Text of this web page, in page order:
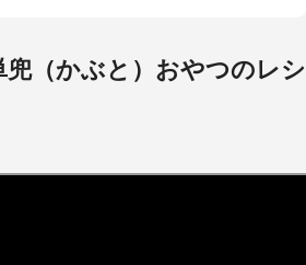
兜（かぶと）おやつのレシ